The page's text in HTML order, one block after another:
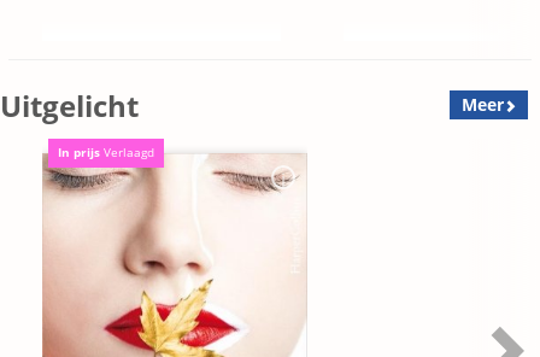
Uitgelicht Meer
In prijs Verlaagd